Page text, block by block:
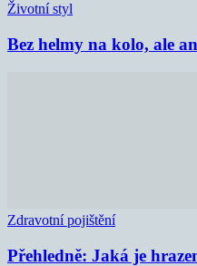
Životní styl
Bez helmy na kolo, ale
Zdravotní pojištění
Přehledně: Jaká je